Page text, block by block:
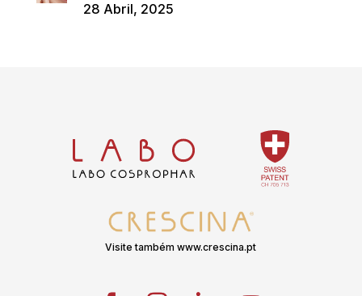
28 Abril, 2025
Visite também www.crescina.pt